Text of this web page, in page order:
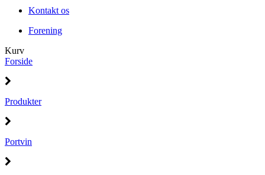
Kontakt os
Forening
Kurv
Forside
Produkter
Portvin